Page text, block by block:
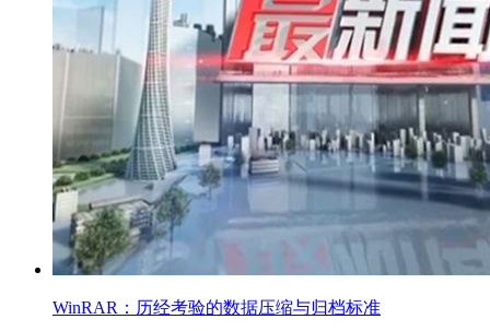
WinRAR：历经考验的数据压缩与归档标准